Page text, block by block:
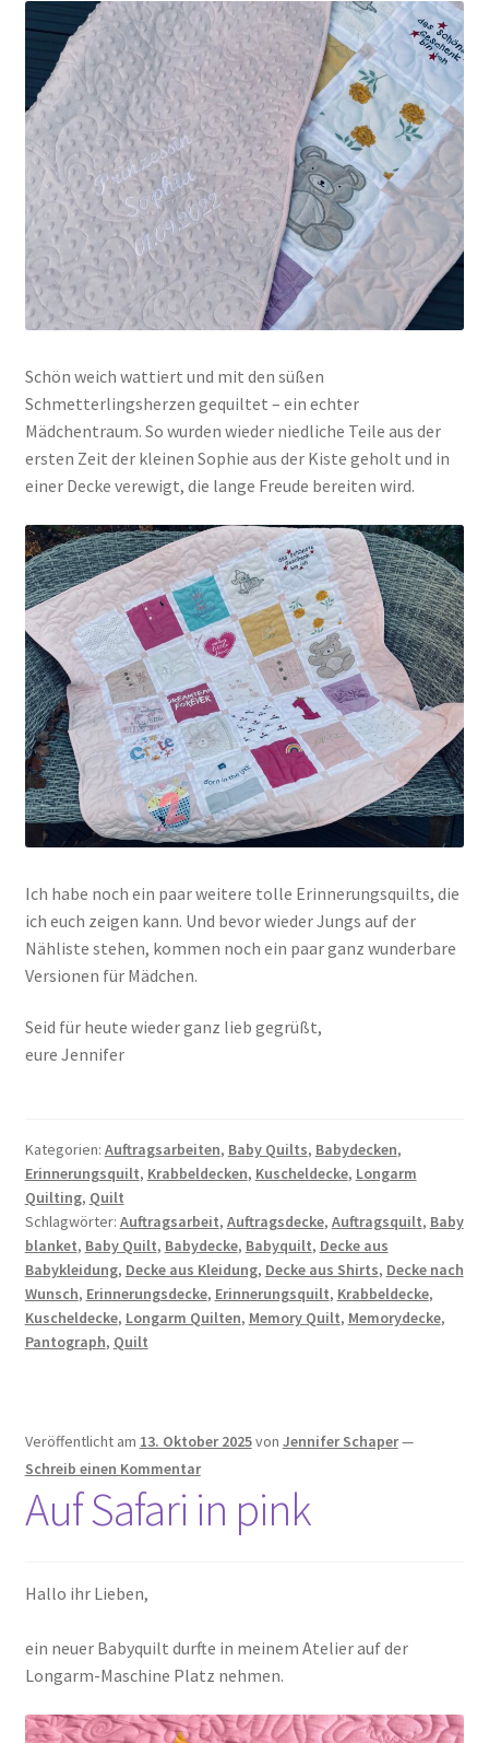
Schön weich wattiert und mit den süßen
Schmetterlingsherzen gequiltet – ein echter
Mädchentraum. So wurden wieder niedliche Teile aus der
ersten Zeit der kleinen Sophie aus der Kiste geholt und in
einer Decke verewigt, die lange Freude bereiten wird.
Ich habe noch ein paar weitere tolle Erinnerungsquilts, die
ich euch zeigen kann. Und bevor wieder Jungs auf der
Nähliste stehen, kommen noch ein paar ganz wunderbare
Versionen für Mädchen.
Seid für heute wieder ganz lieb gegrüßt,
eure Jennifer
Kategorien: Auftragsarbeiten, Baby Quilts, Babydecken,
Erinnerungsquilt, Krabbeldecken, Kuscheldecke, Longarm
Quilting, Quilt
Schlagwörter: Auftragsarbeit, Auftragsdecke, Auftragsquilt, Baby
blanket, Baby Quilt, Babydecke, Babyquilt, Decke aus
Babykleidung, Decke aus Kleidung, Decke aus Shirts, Decke nach
Wunsch, Erinnerungsdecke, Erinnerungsquilt, Krabbeldecke,
Kuscheldecke, Longarm Quilten, Memory Quilt, Memorydecke,
Pantograph, Quilt
Veröffentlicht am 13. Oktober 2025von Jennifer Schaper—
Schreib einen Kommentar
Auf Safari in pink
Hallo ihr Lieben,
ein neuer Babyquilt durfte in meinem Atelier auf der
Longarm-Maschine Platz nehmen.